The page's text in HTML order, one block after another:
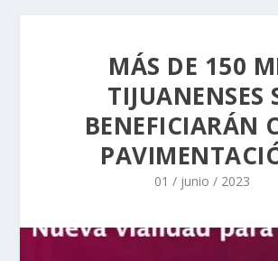
MÁS DE 150
TIJUANENSES
BENEFICIARÁN
01 / junio / 2023